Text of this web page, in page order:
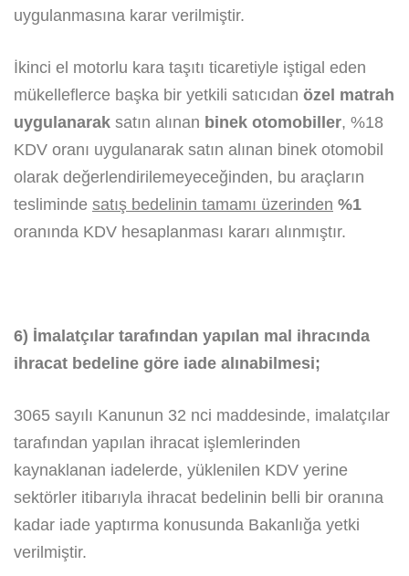
uygulanmasına karar verilmiştir.
İkinci el motorlu kara taşıtı ticaretiyle iştigal eden
mükelleflerce başka bir yetkili satıcıdan özel matrah
uygulanarak satın alınan binek otomobiller, %18
KDV oranı uygulanarak satın alınan binek otomobil
olarak değerlendirilemeyeceğinden, bu araçların
tesliminde satış bedelinin tamamı üzerinden %1
oranında KDV hesaplanması kararı alınmıştır.
6) İmalatçılar tarafından yapılan mal ihracında
ihracat bedeline göre iade alınabilmesi;
3065 sayılı Kanunun 32 nci maddesinde, imalatçılar
tarafından yapılan ihracat işlemlerinden
kaynaklanan iadelerde, yüklenilen KDV yerine
sektörler itibarıyla ihracat bedelinin belli bir oranına
kadar iade yaptırma konusunda Bakanlığa yetki
verilmiştir.